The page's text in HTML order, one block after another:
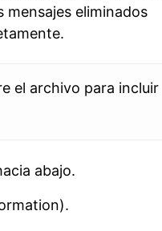
eliminados
el archivo para incluir
abajo.